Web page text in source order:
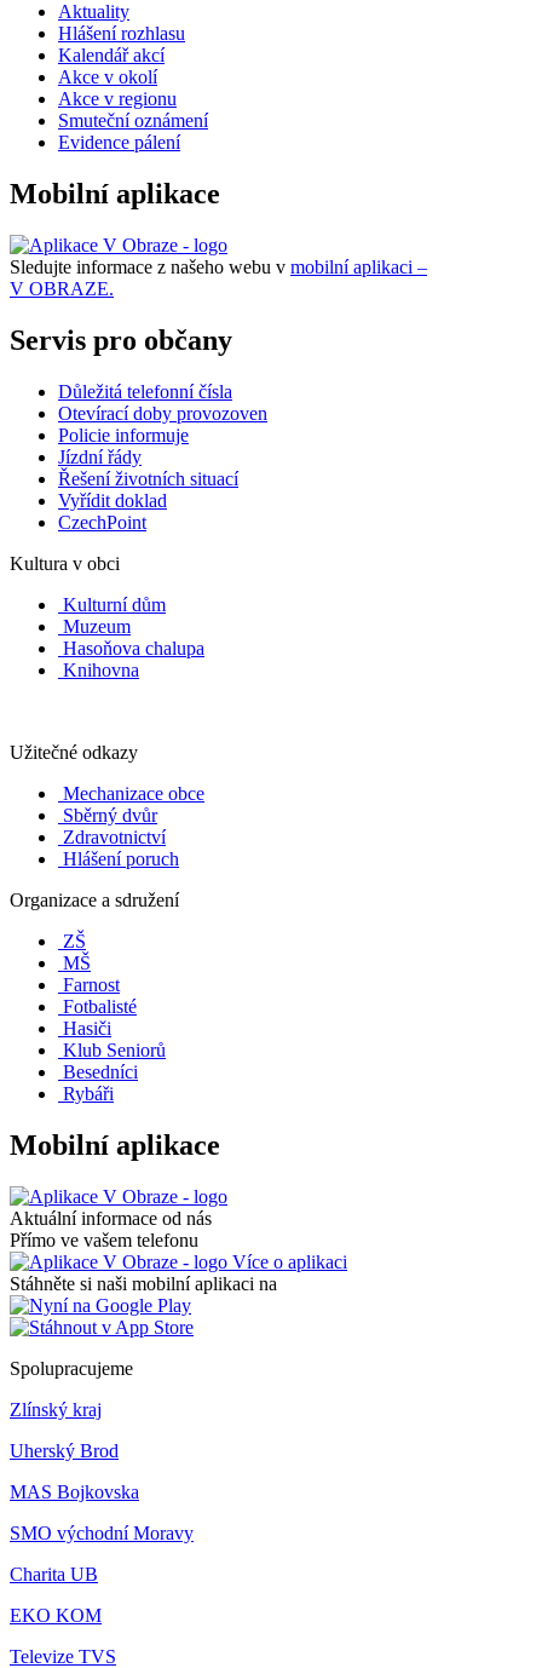
Aktuality
Hlášení rozhlasu
Kalendář akcí
Akce v okolí
Akce v regionu
Smuteční oznámení
Evidence pálení
Mobilní aplikace
Sledujte informace z našeho webu v mobilní aplikaci –
V OBRAZE.
Servis pro občany
Důležitá telefonní čísla
Otevírací doby provozoven
Policie informuje
Jízdní řády
Řešení životních situací
Vyřídit doklad
CzechPoint
Kultura v obci
Kulturní dům
Muzeum
Hasoňova chalupa
Knihovna
Užitečné odkazy
Mechanizace obce
Sběrný dvůr
Zdravotnictví
Hlášení poruch
Organizace a sdružení
ZŠ
MŠ
Farnost
Fotbalisté
Hasiči
Klub Seniorů
Besedníci
Rybáři
Mobilní aplikace
Aktuální informace od nás
Přímo ve vašem telefonu
Více o aplikaci
Stáhněte si naši mobilní aplikaci na
Spolupracujeme
Zlínský kraj
Uherský Brod
MAS Bojkovska
SMO východní Moravy
Charita UB
EKO KOM
Televize TVS